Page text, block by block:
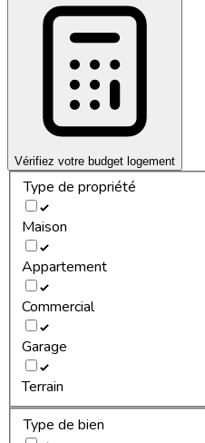
Vérifiez votre budget logement
Type de propriété
Maison
Appartement
Commercial
Garage
Terrain
Type de bien